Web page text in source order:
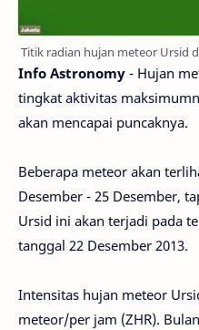
Titik radian hujan meteor Ursid
Info Astronomy - Hujan
tingkat aktivitas
akan mencapai puncaknya.
Beberapa meteor akan
Desember - 25 Desember,
Ursid ini akan terjadi pada
tanggal 22 Desember 2013.
Intensitas hujan meteor
meteor/per jam (ZHR).